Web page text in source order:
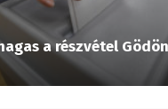
a részvétel Gödön